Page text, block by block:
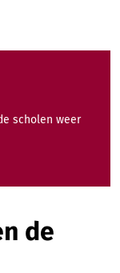
scholen weer
de